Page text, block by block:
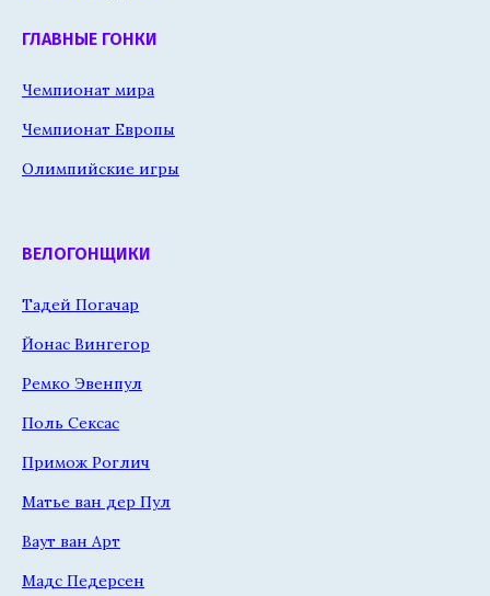
ГЛАВНЫЕ ГОНКИ
Чемпионат мира
Чемпионат Европы
Олимпийские игры
ВЕЛОГОНЩИКИ
Тадей Погачар
Йонас Вингегор
Ремко Эвенпул
Поль Сексас
Примож Роглич
Матье ван дер Пул
Ваут ван Арт
Мадс Педерсен